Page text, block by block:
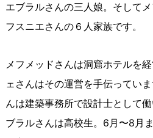
エブラルさんの三人娘。そして
フスニエさんの６人家族です。
メフメッドさんは洞窟ホテルを
ェさんはその運営を手伝ってい
んは建築事務所で設計士として
ブラルさんは高校生。6月〜8月